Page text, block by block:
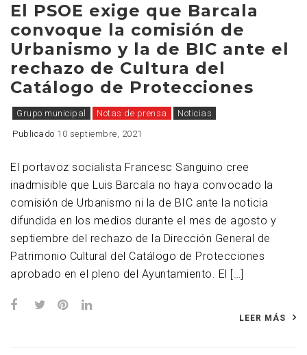
El PSOE exige que Barcala
convoque la comisión de
Urbanismo y la de BIC ante el
rechazo de Cultura del
Catálogo de Protecciones
Grupo municipal Notas de prensa
Noticias
Publicado 10 septiembre, 2021
El portavoz socialista Francesc Sanguino cree
inadmisible que Luis Barcala no haya convocado la
comisión de Urbanismo ni la de BIC ante la noticia
difundida en los medios durante el mes de agosto y
septiembre del rechazo de la Dirección General de
Patrimonio Cultural del Catálogo de Protecciones
aprobado en el pleno del Ayuntamiento. El […]
LEER MÁS